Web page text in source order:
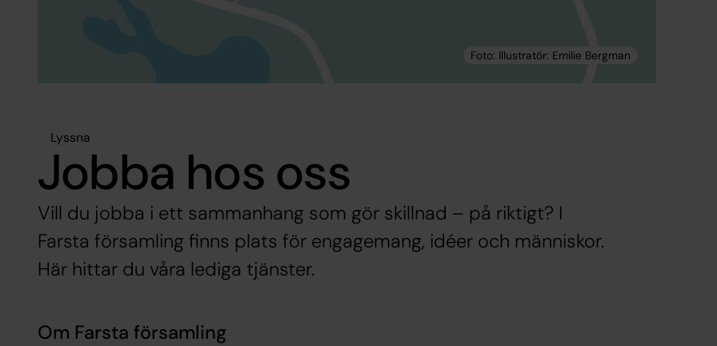
Lyssna
Jobba hos oss
Vill du jobba i ett sammanhang som gör skillnad – på riktigt? I
Farsta församling finns plats för engagemang, idéer och människor.
Här hittar du våra lediga tjänster.
Om Farsta församling